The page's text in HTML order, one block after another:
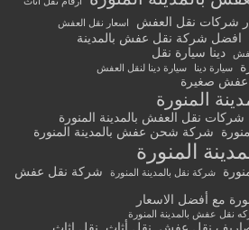
شركات نقل العفش
اسعار نقل العفش
افضل شركة نقل عفش بالمدينة
دينا سيارة نقل
سيارة دينا سيارة دينا لنقل العفش
عفش صغيرة
المنورة
شركات نقل العفش بالمدينة المنورة
شركة شحن عفش بالمدينة المنورة
المنورة
شركة نقل بالمدينة المنورة شركة نقل عفش
مع أفضل الاسعار
نقل عفش بالمدينة المنورة